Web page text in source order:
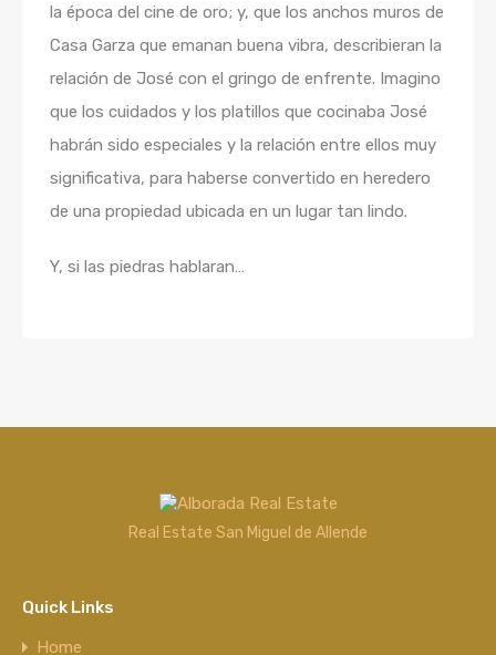
la época del cine de oro; y, que los anchos muros de
Casa Garza que emanan buena vibra, describieran la
relación de José con el gringo de enfrente. Imagino
que los cuidados y los platillos que cocinaba José
habrán sido especiales y la relación entre ellos muy
significativa, para haberse convertido en heredero
de una propiedad ubicada en un lugar tan lindo.
Y, si las piedras hablaran…
Real Estate San Miguel de Allende
Quick Links
Home